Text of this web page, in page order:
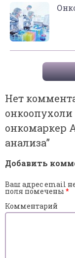
Нет
онкомаркер
анализа”
Добавить
Ваш адрес email
поля помечены *
Комментарий